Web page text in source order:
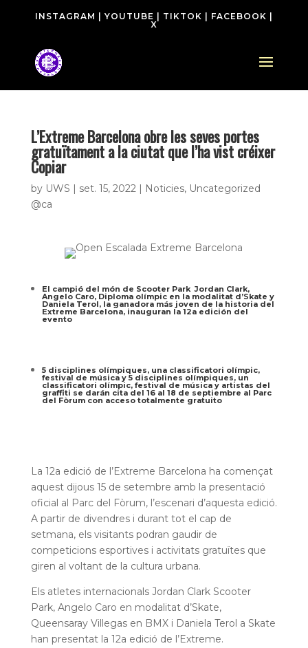
INSTAGRAM YOUTUBE TIKTOK FACEBOOK
X
L’Extreme Barcelona obre les seves portes
gratuïtament a la ciutat que l’ha vist créixer
Copiar
by UWS | set. 15, 2022| Noticies, Uncategorized
@ca
El campió del món de Scooter Park Jordan Clark,
Angelo Caro, Diploma olímpic en la modalitat d’Skate y
Daniela Terol, la ganadora más joven de la historia del
Extreme Barcelona, inauguran la 12a edición del
evento
5 disciplines olímpiques, una classificatori olímpic,
festival de música y 5 disciplines olímpiques, un
classificatori olímpic, festival de música y artistas del
graffiti se darán cita del 16 al 18 de septiembre al Parc
del Fòrum con acceso totalmente gratuito
La 12a edició de l’Extreme Barcelona ha començat
aquest dijous 15 de setembre amb la presentació
oficial al Parc del Fòrum, l’escenari d’aquesta edició.
A partir de divendres i durant tot el cap de
setmana, els visitants podran gaudir de
competicions esportives i activitats gratuïtes que
giren al voltant de la cultura urbana.
Els atletes internacionals Jordan Clark Scooter
Park, Angelo Caro en modalitat d’Skate,
Queensaray Villegas en BMX i Daniela Terol a Skate
han presentat la 12a edició de l’Extreme.